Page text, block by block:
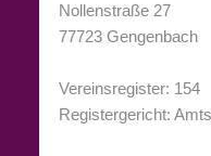
Nollenstraße 27
77723 Gengenbach
Vereinsregister: 154
Registergericht: